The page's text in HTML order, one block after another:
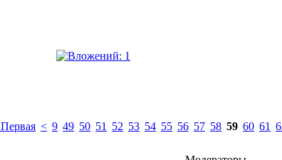
Первая < 9 49 50 51 52 53 54 55 56 57 58 59 60 61